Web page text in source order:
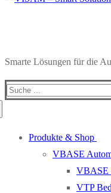
Smarte Lösungen für die
Produkte & Shop
VBASE
VBASE
VTP